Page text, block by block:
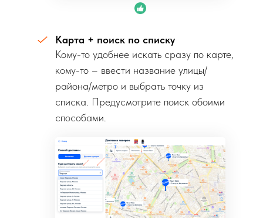
Карта + поиск по списку
Кому-то удобнее искать сразу по карте,
кому-то – ввести название улицы/
района/метро и выбрать точку из
списка. Предусмотрите поиск обоими
способами.